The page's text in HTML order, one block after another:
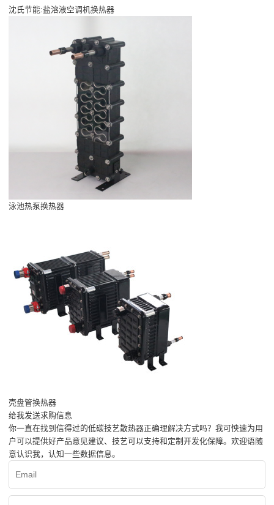
沈氏节能:盐溶液空调机换热器
泳池热泵换热器
壳盘管换热器
给我发送求购信息
你一直在找到信得过的低碳技艺散热器正确理解决方式吗？我可怏速为用
户可以提供好产品意见建议、技艺可以支持和定制开发化保障。欢迎语随
意认识我，认知一些数据信息。